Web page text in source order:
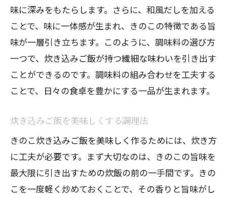
味に深みをもたらします。さらに、和風だしを加える
ことで、味に一体感が生まれ、きのこの特徴である旨
味が一層引き立ちます。このように、調味料の選び方
一つで、炊き込みご飯が持つ繊細な味わいを引き出す
ことができるのです。調味料の組み合わせを工夫する
ことで、日々の食卓を豊かにする一品が生まれます。
炊き込みご飯を美味しくする調理法
きのこ炊き込みご飯を美味しく作るためには、炊き方
に工夫が必要です。まず大切なのは、きのこの旨味を
最大限に引き出すための炊飯の前の一手間です。きの
こを一度軽く炒めておくことで、その香りと旨味がし